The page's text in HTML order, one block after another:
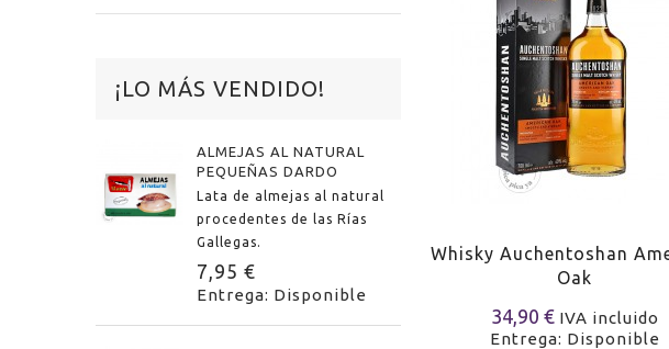
¡LO MÁS VENDIDO!
ALMEJAS AL NATURAL
PEQUEÑAS DARDO
Lata de almejas al natural
procedentes de las Rías
Gallegas.
7,95 €
Entrega: Disponible
Whisky Auchentoshan
Oak
34,90 € IVA incluido
Entrega: Disponible